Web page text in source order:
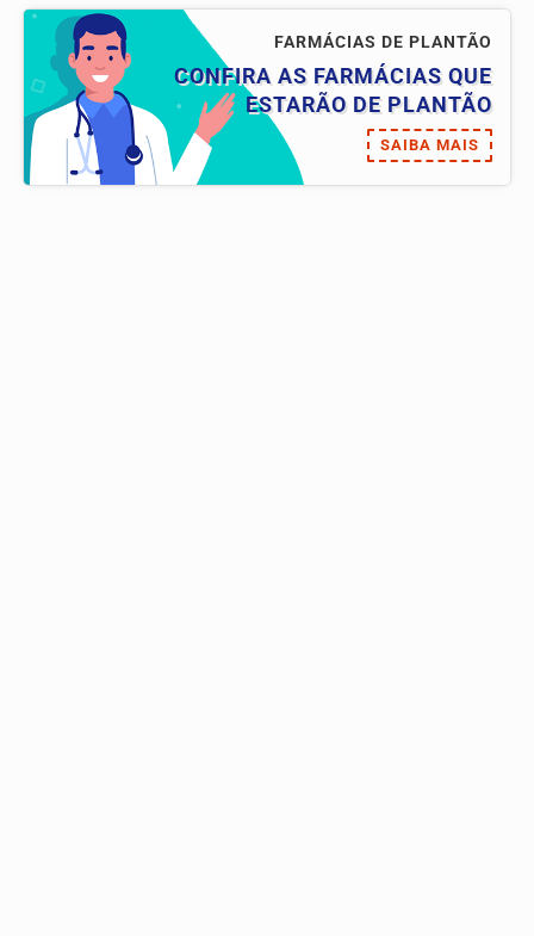
FARMÁCIAS DE PLANTÃO
CONFIRA AS FARMÁCIAS QUE
ESTARÃO DE PLANTÃO
SAIBA MAIS